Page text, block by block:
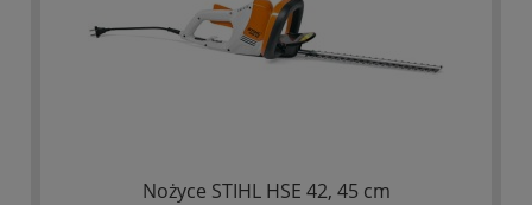
Nożyce STIHL HSE 42, 45 cm